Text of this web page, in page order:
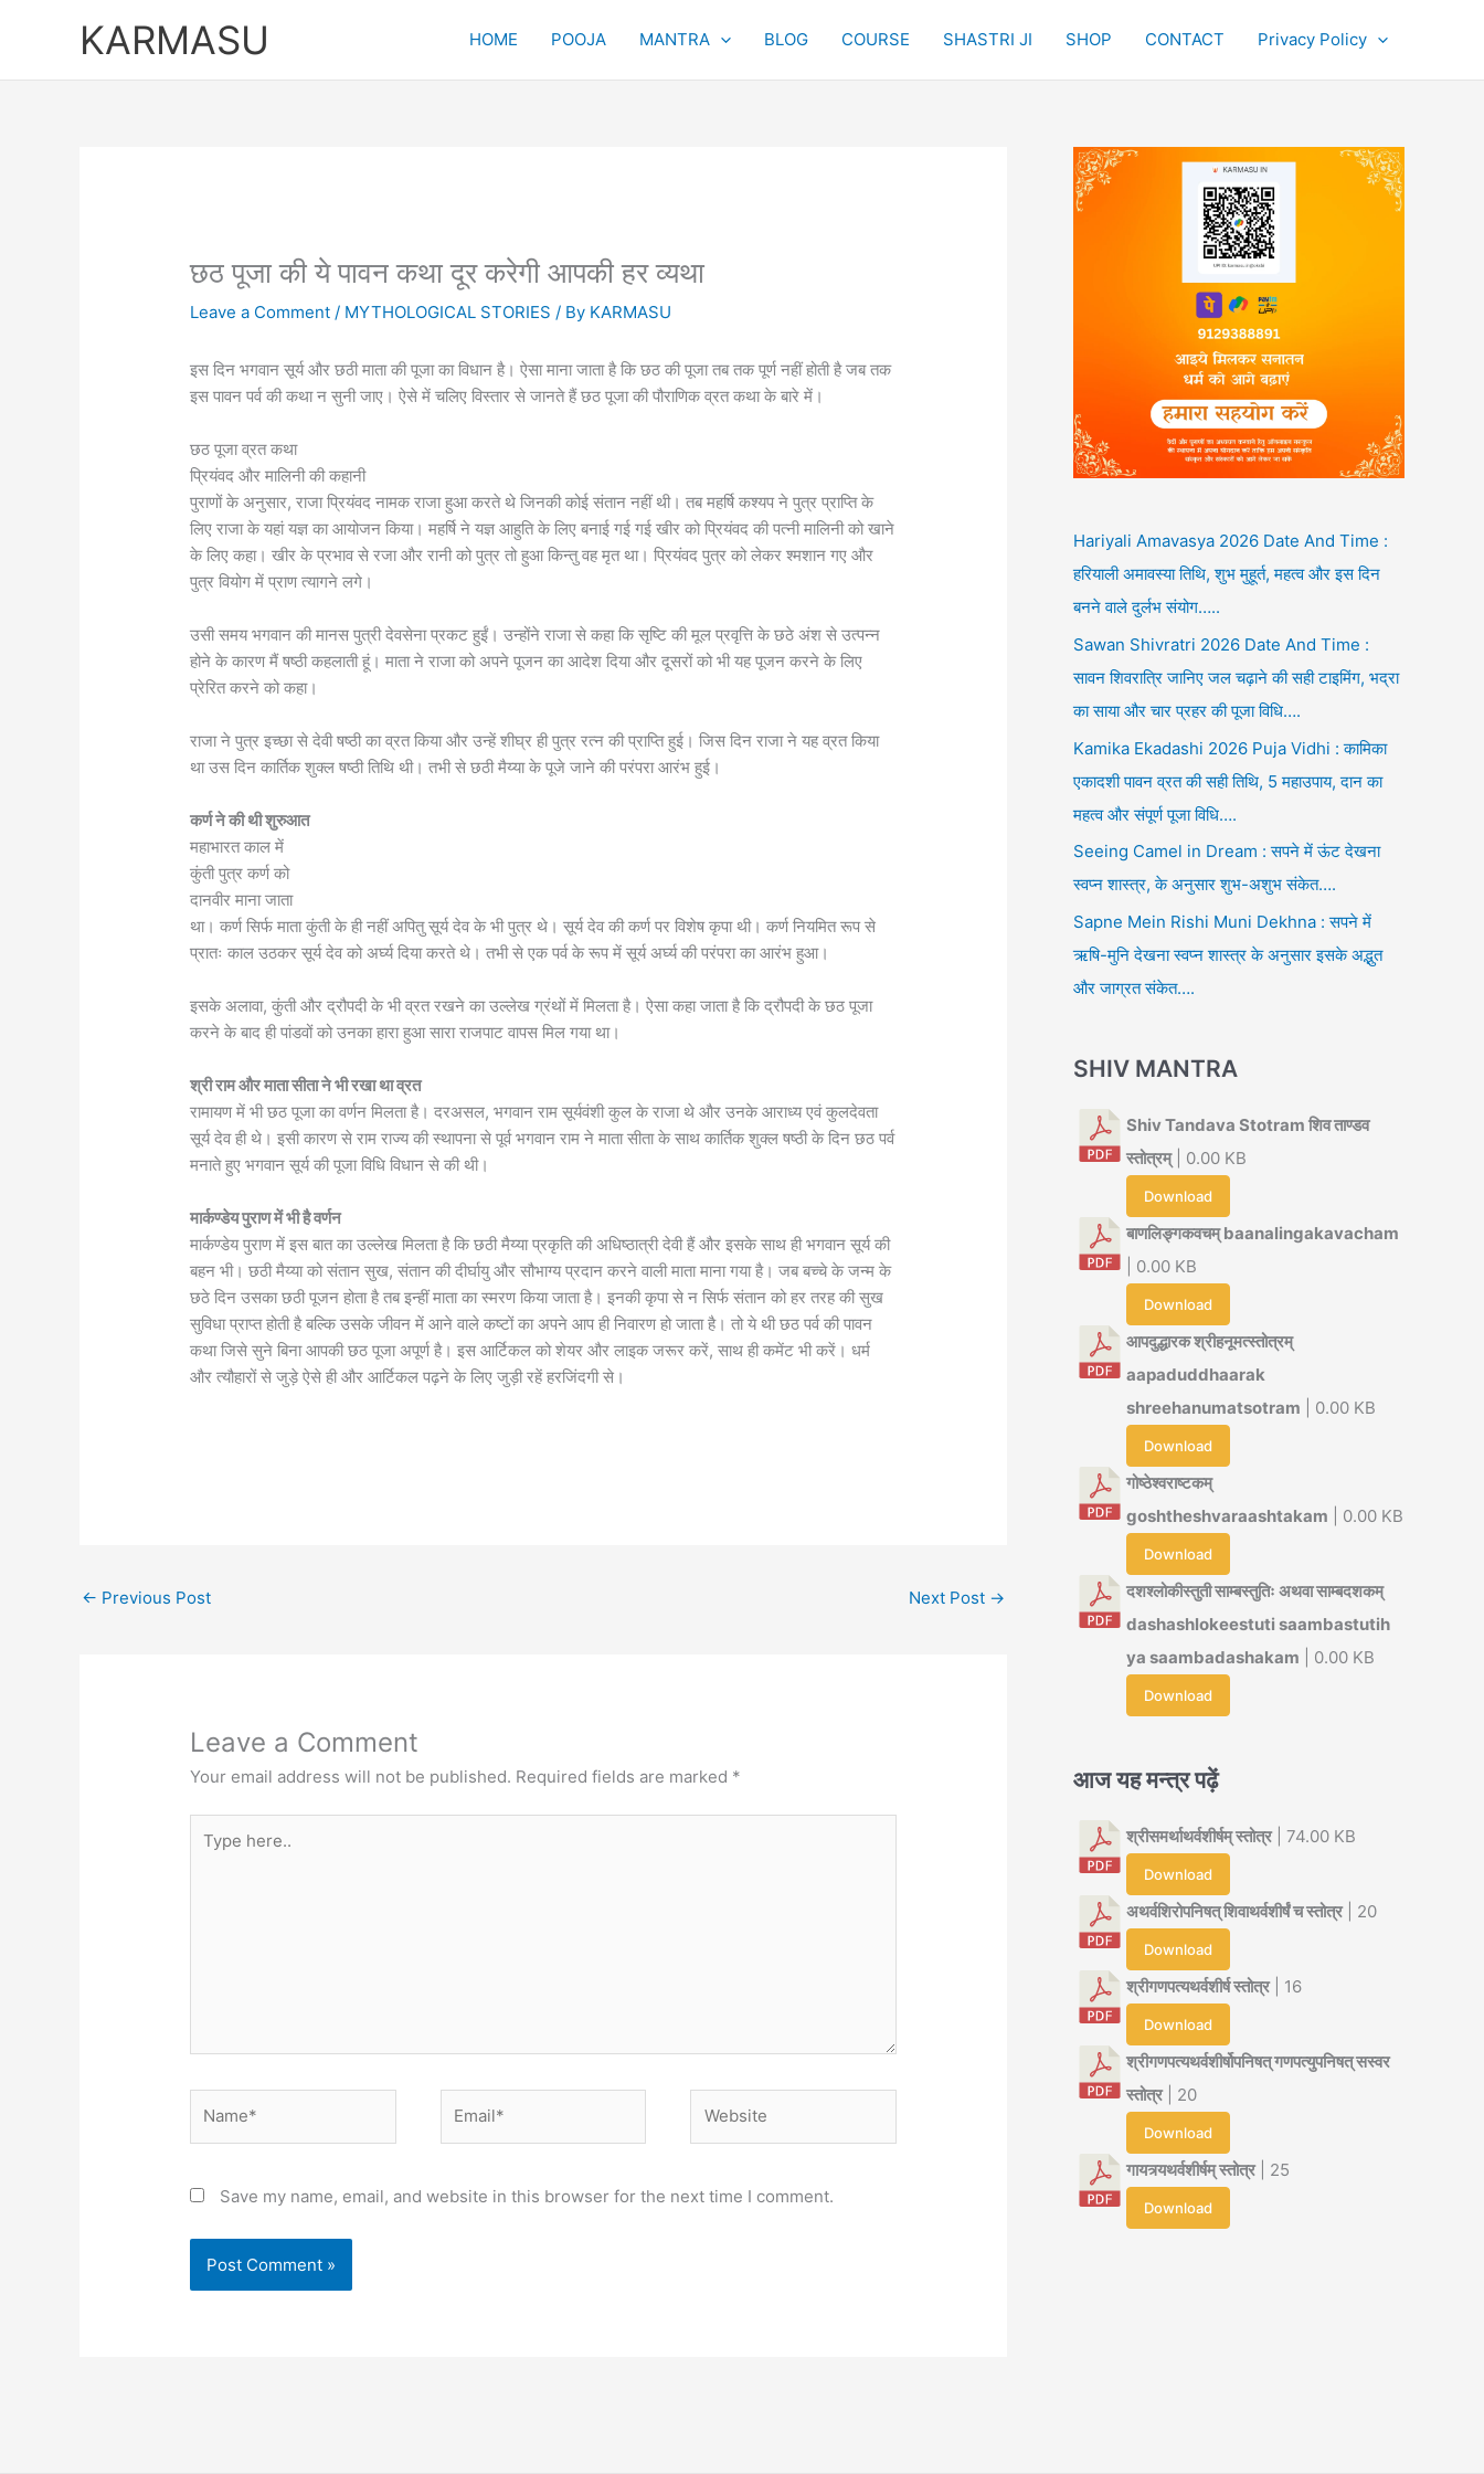
KARMASU HOME POOJA MANTRA BLOG COURSE SHASTRI JI SHOP CONTACT Privacy Policy
छठ पूजा की ये पावन कथा दूर करेगी आपकी हर व्यथा
Leave a Comment / MYTHOLOGICAL STORIES / By KARMASU
इस दिन भगवान सूर्य और छठी माता की पूजा का विधान है। ऐसा माना जाता है कि छठ की पूजा तब तक पूर्ण नहीं होती है जब तक
इस पावन पर्व की कथा न सुनी जाए। ऐसे में चलिए विस्तार से जानते हैं छठ पूजा की पौराणिक व्रत कथा के बारे में।
छठ पूजा व्रत कथा
प्रियंवद और मालिनी की कहानी
पुराणों के अनुसार, राजा प्रियंवद नामक राजा हुआ करते थे जिनकी कोई संतान नहीं थी। तब महर्षि कश्यप ने पुत्र प्राप्ति के
लिए राजा के यहां यज्ञ का आयोजन किया। महर्षि ने यज्ञ आहुति के लिए बनाई गई गई खीर को प्रियंवद की पत्नी मालिनी को खाने
के लिए कहा। खीर के प्रभाव से रजा और रानी को पुत्र तो हुआ किन्तु वह मृत था। प्रियंवद पुत्र को लेकर श्मशान गए और
पुत्र वियोग में प्राण त्यागने लगे।
उसी समय भगवान की मानस पुत्री देवसेना प्रकट हुईं। उन्होंने राजा से कहा कि सृष्टि की मूल प्रवृत्ति के छठे अंश से उत्पन्न
होने के कारण मैं षष्ठी कहलाती हूं। माता ने राजा को अपने पूजन का आदेश दिया और दूसरों को भी यह पूजन करने के लिए
प्रेरित करने को कहा।
राजा ने पुत्र इच्छा से देवी षष्ठी का व्रत किया और उन्हें शीघ्र ही पुत्र रत्न की प्राप्ति हुई। जिस दिन राजा ने यह व्रत किया
था उस दिन कार्तिक शुक्ल षष्ठी तिथि थी। तभी से छठी मैय्या के पूजे जाने की परंपरा आरंभ हुई।
कर्ण ने की थी शुरुआत
महाभारत काल में
कुंती पुत्र कर्ण को
दानवीर माना जाता
था। कर्ण सिर्फ माता कुंती के ही नहीं अपितु सूर्य देव के भी पुत्र थे। सूर्य देव की कर्ण पर विशेष कृपा थी। कर्ण नियमित रूप से
प्रातः काल उठकर सूर्य देव को अर्घ्य दिया करते थे। तभी से एक पर्व के रूप में सूर्य अर्घ्य की परंपरा का आरंभ हुआ।
इसके अलावा, कुंती और द्रौपदी के भी व्रत रखने का उल्लेख ग्रंथों में मिलता है। ऐसा कहा जाता है कि द्रौपदी के छठ पूजा
करने के बाद ही पांडवों को उनका हारा हुआ सारा राजपाट वापस मिल गया था।
श्री राम और माता सीता ने भी रखा था व्रत
रामायण में भी छठ पूजा का वर्णन मिलता है। दरअसल, भगवान राम सूर्यवंशी कुल के राजा थे और उनके आराध्य एवं कुलदेवता
सूर्य देव ही थे। इसी कारण से राम राज्य की स्थापना से पूर्व भगवान राम ने माता सीता के साथ कार्तिक शुक्ल षष्ठी के दिन छठ पर्व
मनाते हुए भगवान सूर्य की पूजा विधि विधान से की थी।
मार्कण्डेय पुराण में भी है वर्णन
मार्कण्डेय पुराण में इस बात का उल्लेख मिलता है कि छठी मैय्या प्रकृति की अधिष्ठात्री देवी हैं और इसके साथ ही भगवान सूर्य की
बहन भी। छठी मैय्या को संतान सुख, संतान की दीर्घायु और सौभाग्य प्रदान करने वाली माता माना गया है। जब बच्चे के जन्म के
छठे दिन उसका छठी पूजन होता है तब इन्हीं माता का स्मरण किया जाता है। इनकी कृपा से न सिर्फ संतान को हर तरह की सुख
सुविधा प्राप्त होती है बल्कि उसके जीवन में आने वाले कष्टों का अपने आप ही निवारण हो जाता है। तो ये थी छठ पर्व की पावन
कथा जिसे सुने बिना आपकी छठ पूजा अपूर्ण है। इस आर्टिकल को शेयर और लाइक जरूर करें, साथ ही कमेंट भी करें। धर्म
और त्यौहारों से जुड़े ऐसे ही और आर्टिकल पढ़ने के लिए जुड़ी रहें हरजिंदगी से।
← Previous Post Next Post →
Leave a Comment
Your email address will not be published. Required fields are marked *
here..
Save my name, email, and website in this browser for the next time I comment.
Hariyali Amavasya 2026 Date And Time :
हरियाली अमावस्या तिथि, शुभ मुहूर्त, महत्व और इस दिन
बनने वाले दुर्लभ संयोग…..
Sawan Shivratri 2026 Date And Time :
सावन शिवरात्रि जानिए जल चढ़ाने की सही टाइमिंग, भद्रा
का साया और चार प्रहर की पूजा विधि….
Kamika Ekadashi 2026 Puja Vidhi : कामिका
एकादशी पावन व्रत की सही तिथि, 5 महाउपाय, दान का
महत्व और संपूर्ण पूजा विधि….
Seeing Camel in Dream : सपने में ऊंट देखना
स्वप्न शास्त्र, के अनुसार शुभ-अशुभ संकेत….
Sapne Mein Rishi Muni Dekhna : सपने में
ऋषि-मुनि देखना स्वप्न शास्त्र के अनुसार इसके अद्भुत
और जाग्रत संकेत….
SHIV MANTRA
Shiv Tandava Stotram शिव ताण्डव
स्तोत्रम्| 0.00 KB
Download
बाणलिङ्गकवचम् baanalingakavacham
| 0.00 KB
Download
आपदुद्धारक श्रीहनूमत्स्तोत्रम्
aapaduddhaarak
shreehanumatsotram | 0.00 KB
Download
गोष्ठेश्वराष्टकम्
goshtheshvaraashtakam | 0.00 KB
Download
दशश्लोकीस्तुती साम्बस्तुतिः अथवा साम्बदशकम्
dashashlokeestuti saambastutih
ya saambadashakam | 0.00 KB
Download
आज यह मन्त्र पढ़ें
श्रीसमर्थाथर्वशीर्षम् स्तोत्र| 74.00 KB
Download
अथर्वशिरोपनिषत् शिवाथर्वशीर्षं च स्तोत्र| 20
Download
श्रीगणपत्यथर्वशीर्ष स्तोत्र| 16
Download
श्रीगणपत्यथर्वशीर्षोपनिषत् गणपत्युपनिषत् सस्वर
स्तोत्र| 20
Download
गायत्र्यथर्वशीर्षम् स्तोत्र| 25
Download